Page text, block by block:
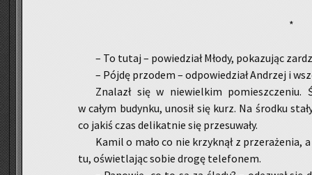
*
– To tutaj – po­wie­dział Młody, po­ka­zu­jąc
– Pójdę przo­dem – od­po­wie­dział An­drzej i
Zna­lazł się w nie­wiel­kim po­miesz­cze­niu.
w całym bu­dyn­ku, uno­sił się kurz. Na środ­ku
co jakiś czas de­li­kat­nie się prze­su­wa­ły.
Kamil o mało co nie krzyk­nął z prze­ra­że­nia,
tu, oświe­tla­jąc sobie drogę te­le­fo­nem.